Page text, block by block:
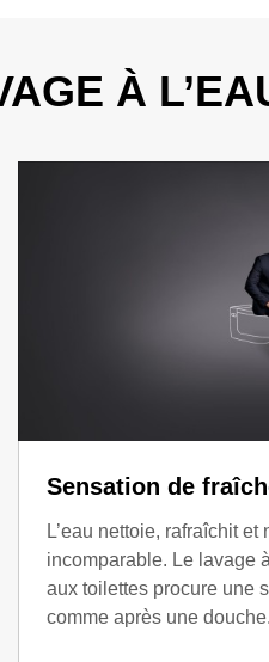
À
Sensation de
L’eau nettoie, rafraîchit
incomparable. Le lavage
aux toilettes procure une
comme après une douche.